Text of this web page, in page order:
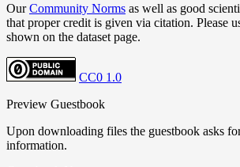
OurCommunity Norms as well as good
that proper credit is given via citation. Please
shown on the dataset page.
CC0 1.0
Preview Guestbook
Upon downloading files the guestbook asks
information.